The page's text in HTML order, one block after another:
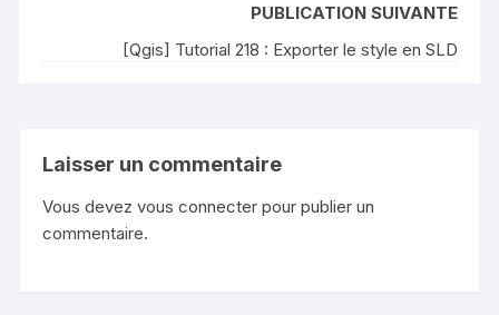
PUBLICATION SUIVANTE
[Qgis] Tutorial 218 : Exporter le style en SLD
Laisser un commentaire
Vous devezvous connecter pour publier un
commentaire.